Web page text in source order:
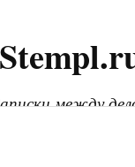
между